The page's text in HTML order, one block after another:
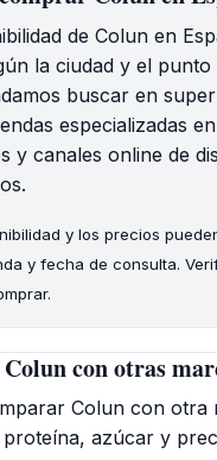
de Colun en
la ciudad y el punto
buscar en
especializadas
y canales online de
y los precios
y fecha de consulta.
con otras
Colun con otra
azúcar y